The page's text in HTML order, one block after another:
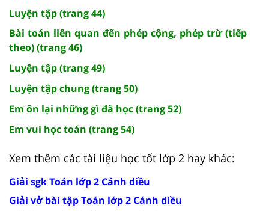
Luyện tập (trang 44)
Bài toán liên quan đến phép cộng, phép trừ (tiếp
theo) (trang 46)
Luyện tập (trang 49)
Luyện tập chung (trang 50)
Em ôn lại những gì đã học (trang 52)
Em vui học toán (trang 54)
Xem thêm các tài liệu học tốt lớp 2 hay khác:
Giải sgk Toán lớp 2 Cánh diều
Giải vở bài tập Toán lớp 2 Cánh diều